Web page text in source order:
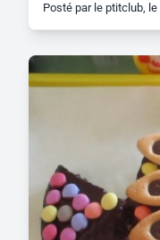
Posté par le ptitclub, le